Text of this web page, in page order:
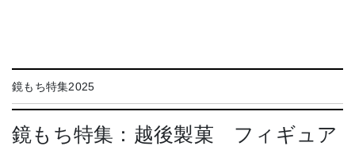
鏡もち特集2025
鏡もち特集：越後製菓 フィギュア